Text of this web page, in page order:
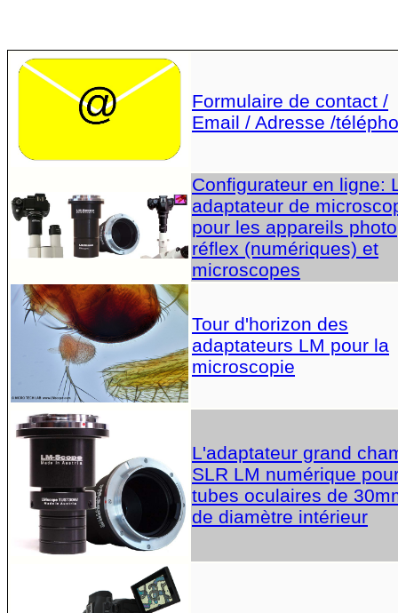
Formulaire de contact /
Email / Adresse /
Configurateur en ligne:
adaptateur de
pour les appareils photo
réflex (numériques) et
microscopes
Tour d'horizon des
adaptateurs LM pour la
microscopie
L'adaptateur grand
SLR LM numérique
tubes oculaires de
de diamètre intérieur